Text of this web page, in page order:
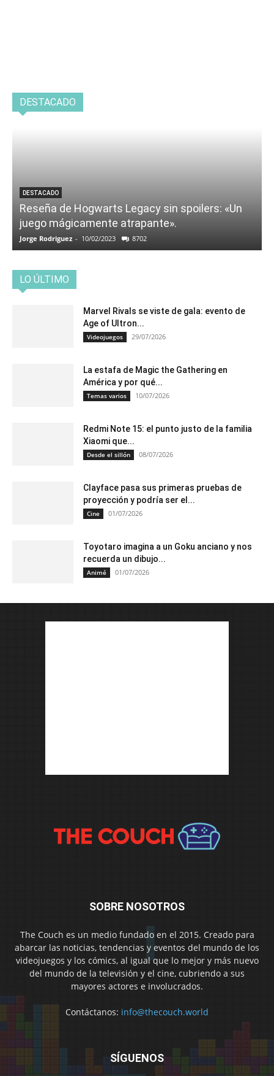
DESTACADO
DESTACADO
Reseña de Hogwarts Legacy sin spoilers: «Un
juego mágicamente atrapante».
Jorge Rodriguez - 10/02/2023 8702
LO ÚLTIMO
Marvel Rivals se viste de gala: evento de
Age of Ultron...
Videojuegos 29/07/2026
La estafa de Magic the Gathering en
América y por qué...
Temas varios 10/07/2026
Redmi Note 15: el punto justo de la familia
Xiaomi que...
Desde el sillón 08/07/2026
Clayface pasa sus primeras pruebas de
proyección y podría ser el...
Cine 01/07/2026
Toyotaro imagina a un Goku anciano y nos
recuerda un dibujo...
Animé 01/07/2026
SOBRE NOSOTROS
The Couch es un medio fundado en el 2015. Creado para
abarcar las noticias, tendencias y eventos del mundo de los
videojuegos y los cómics, al igual que lo mejor y más nuevo
del mundo de la televisión y el cine, cubriendo a sus
mayores actores e involucrados.
Contáctanos: info@thecouch.world
SÍGUENOS